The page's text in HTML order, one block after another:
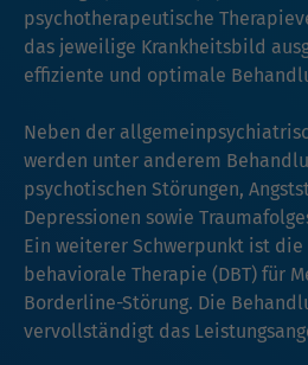
psychotherapeutische
das jeweilige Krankheitsbild
effiziente und optimale
Neben der
werden unter anderem
psychotischen Störungen,
Depressionen sowie
Ein weiterer Schwerpunkt ist
behaviorale Therapie (DBT) für
Borderline-Störung. Die
vervollständigt das